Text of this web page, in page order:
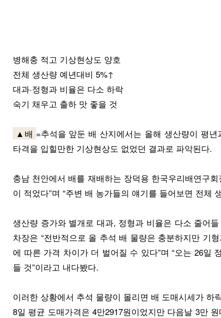
병해충 적고 기상현상도 양호
전체 생산량 예년대비 5%↑
대과·정형과 비율은 다소 하락
숙기 채우고 출하 맛 좋을 것
▲배 =추석을 앞둔 배 산지에서는 올해 생산량이 평
타격을 입힐만한 기상현상도 없었던 결과로 파악된다.
충남 천안에서 배를 재배하는 장덕용 한국우리배연구
이 적었다”며 “주변 배 농가들의 얘기를 들어보면 전체
생산량 증가와 별개로 대과, 정형과 비율은 다소 줄어
차장은 “전반적으로 올 추석 배 물량은 충분하지만 기
에 따른 가격 차이가 더 벌어질 수 있다”며 “오는 26
들 것”이라고 내다봤다.
이러한 상황에서 추석 물량이 몰리면 배 도매시세가
8일 평균 도매가격은 4만2917원이었지만 다음날 3만